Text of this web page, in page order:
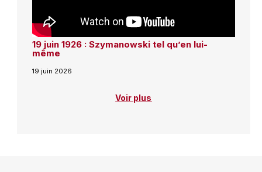
19 juin 1926 : Szymanowski tel qu’en lui-
même
19 juin 2026
Voir plus